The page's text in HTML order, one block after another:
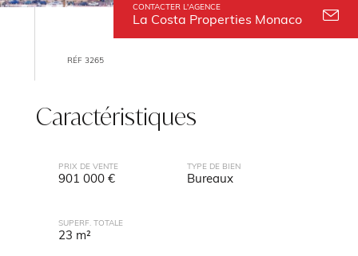
CONTACTER L'AGENCE
La Costa Properties Monaco
RÉF 3265
Caractéristiques
PRIX DE VENTE
901 000 €
TYPE DE BIEN
Bureaux
SUPERF. TOTALE
23 m²